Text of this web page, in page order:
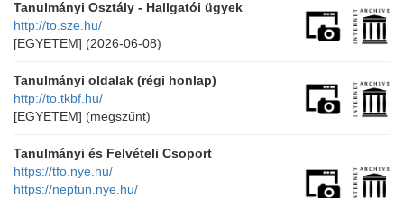
Tanulmányi Osztály - Hallgatói ügyek
http://to.sze.hu/
[EGYETEM] (2026-06-08)
Tanulmányi oldalak (régi honlap)
http://to.tkbf.hu/
[EGYETEM] (megszűnt)
Tanulmányi és Felvételi Csoport
https://tfo.nye.hu/
https://neptun.nye.hu/